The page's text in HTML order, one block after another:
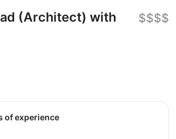
(Architect) with
$$$$
of experience